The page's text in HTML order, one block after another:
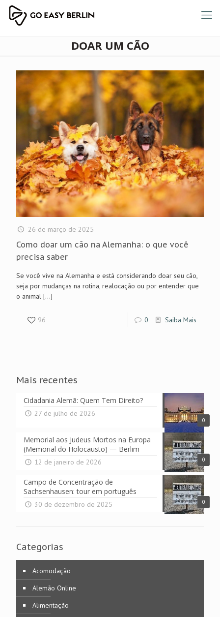
DOAR UM CÃO
26 de março de 2025
Como doar um cão na Alemanha: o que você
precisa saber
Se você vive na Alemanha e está considerando doar seu cão,
seja por mudanças na rotina, realocação ou por entender que
o animal […]
96 0 Saiba Mais
Mais recentes
0
Cidadania Alemã: Quem Tem Direito?
27 de julho de 2026
0
Memorial aos Judeus Mortos na Europa
(Memorial do Holocausto) — Berlim
12 de janeiro de 2026
0
Campo de Concentração de
Sachsenhausen: tour em português
30 de dezembro de 2025
Categorias
Acomodação
Alemão Online
Alimentação